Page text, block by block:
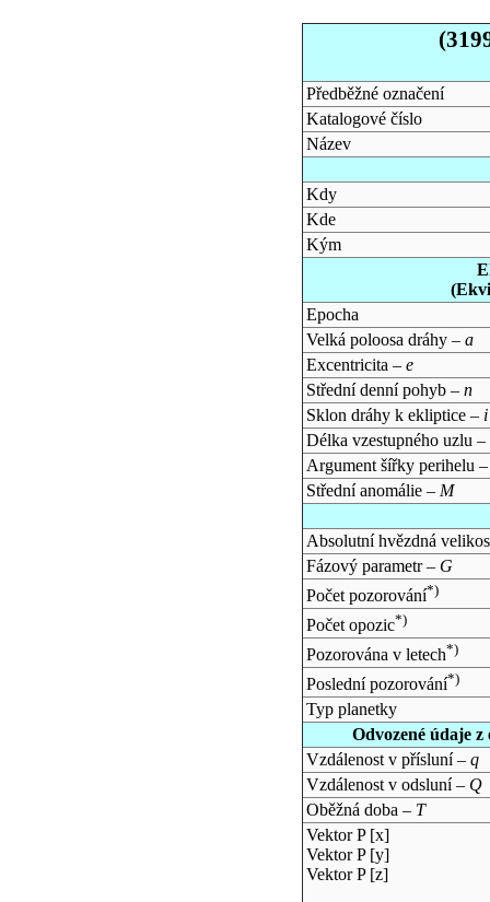
Předběžné označení
Katalogové číslo
Název
Kdy
Kde
Kým
Epocha
Velká poloosa dráhy – a
Excentricita – e
Střední denní pohyb – n
Sklon dráhy k ekliptice – i
Délka vzestupného uzlu –
Argument šířky perihelu
Střední anomálie – M
Absolutní hvězdná
Fázový parametr – G
Počet pozorování*)
Počet opozic*)
Pozorována v letech*)
Poslední pozorování*)
Typ planetky
Odvozené údaje
Vzdálenost v přísluní – q
Vzdálenost v odsluní – Q
Oběžná doba – T
Vektor P [x]
Vektor P [y]
Vektor P [z]